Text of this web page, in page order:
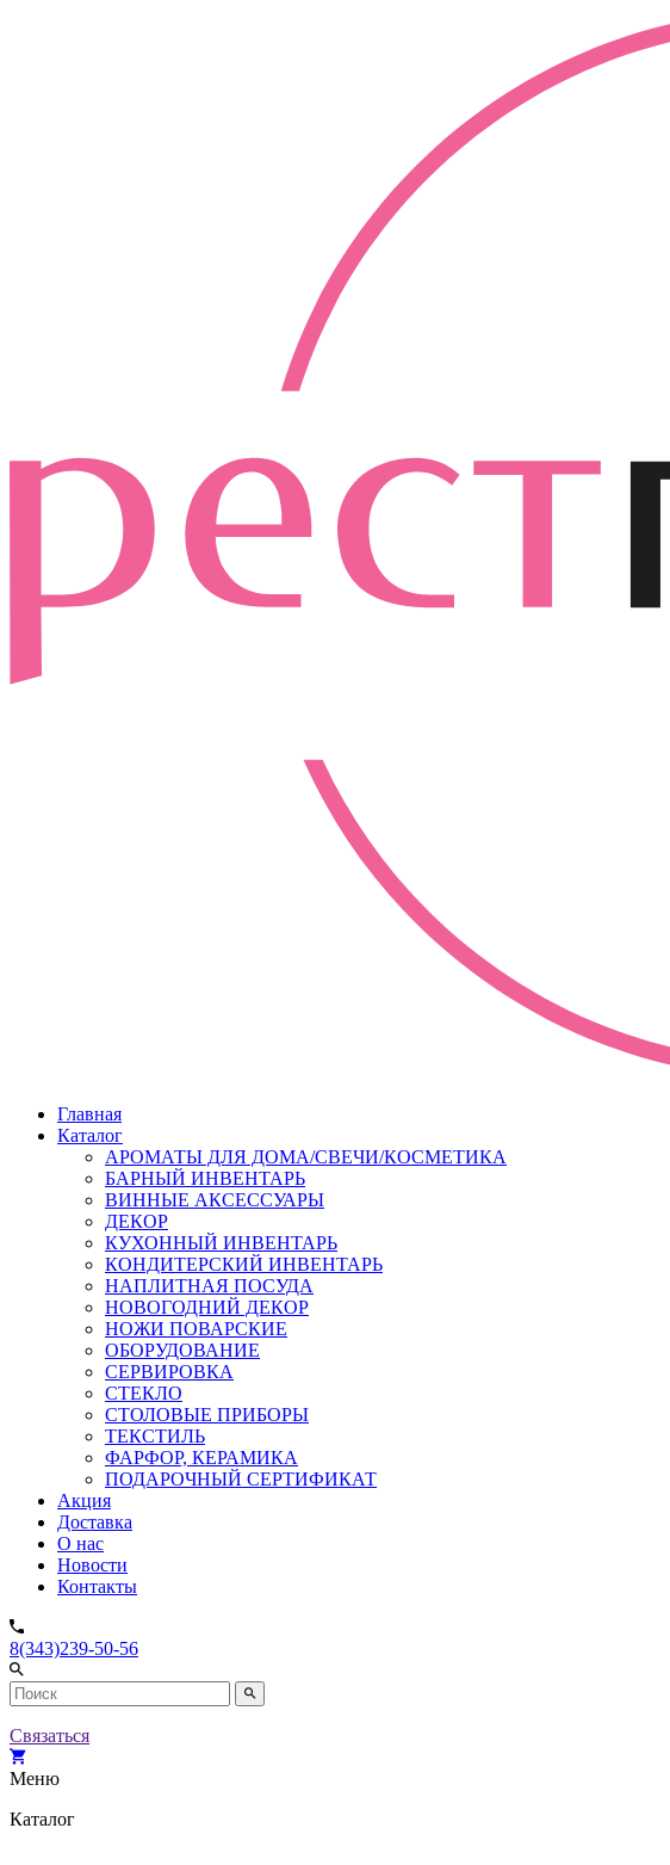
Главная
Каталог
АРОМАТЫ ДЛЯ ДОМА/СВЕЧИ/КОСМЕТИКА
БАРНЫЙ ИНВЕНТАРЬ
ВИННЫЕ АКСЕССУАРЫ
ДЕКОР
КУХОННЫЙ ИНВЕНТАРЬ
КОНДИТЕРСКИЙ ИНВЕНТАРЬ
НАПЛИТНАЯ ПОСУДА
НОВОГОДНИЙ ДЕКОР
НОЖИ ПОВАРСКИЕ
ОБОРУДОВАНИЕ
СЕРВИРОВКА
СТЕКЛО
СТОЛОВЫЕ ПРИБОРЫ
ТЕКСТИЛЬ
ФАРФОР, КЕРАМИКА
ПОДАРОЧНЫЙ СЕРТИФИКАТ
Акция
Доставка
О нас
Новости
Контакты
8(343)239-50-56
Связаться
Меню
Каталог